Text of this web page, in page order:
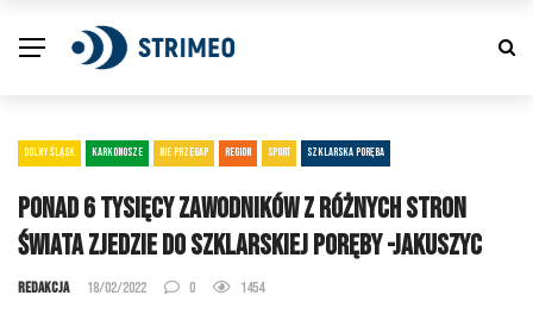
DOLNY ŚLĄSK KARKONOSZE NIE PRZEGAP REGION SPORT SZKLARSKA PORĘBA
Ponad 6 tysięcy zawodników z różnych stron
świata zjedzie do Szklarskiej Poręby -Jakuszyc
Redakcja 18/02/2022 0 1454